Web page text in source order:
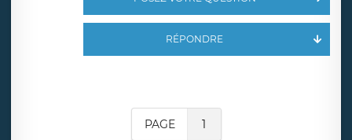
RÉPONDRE
PAGE 1